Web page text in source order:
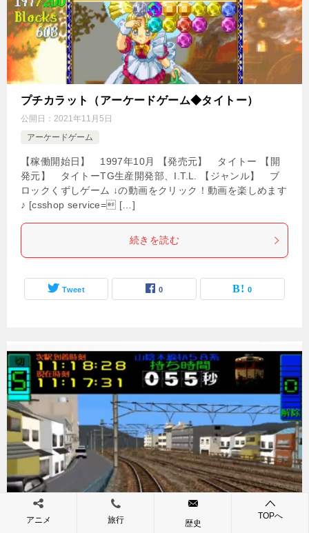
プチカラット（アーケードゲーム◆タイトー）
公開日： 2021年11月5日
アーケードゲーム
【稼働開始日】 1997年10月 【発売元】 タイトー 【開
発元】 タイトーTG生産開発部、I.T.L. 【ジャンル】 ブ
ロックくずしゲーム ↓の動画をクリック！動画を楽しめます
♪ [csshop service= […]
続きを読む
Tweet 0 0
電車でGO！（アーケードゲーム◆タイトー）
アニメ 旅行 歴史
TOPへ